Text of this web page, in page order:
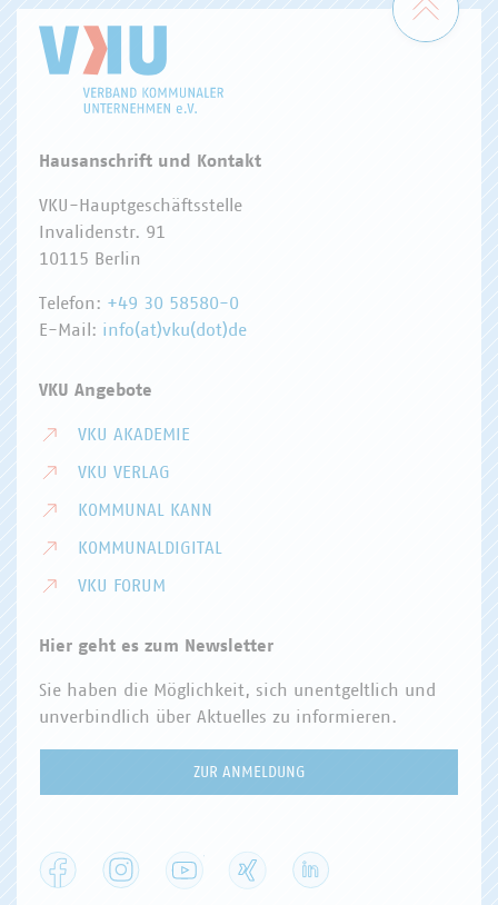
Hausanschrift und Kontakt
VKU-Hauptgeschäftsstelle
Invalidenstr. 91
10115 Berlin
Telefon: +49 30 58580-0
E-Mail: info(at)vku(dot)de
VKU Angebote
VKU AKADEMIE
VKU VERLAG
KOMMUNAL KANN
KOMMUNALDIGITAL
VKU FORUM
Hier geht es zum Newsletter
Sie haben die Möglichkeit, sich unentgeltlich und
unverbindlich über Aktuelles zu informieren.
ZUR ANMELDUNG
Facebook Instagram YouTube